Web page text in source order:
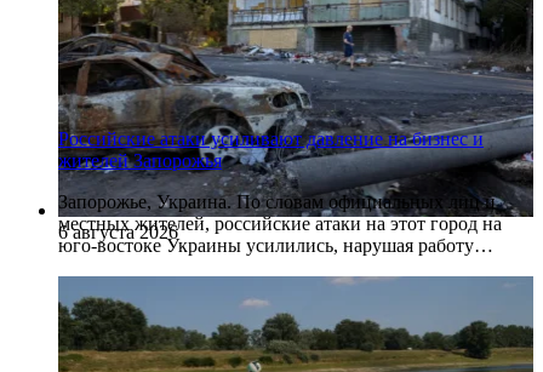
6 августа 2026
Российские атаки усиливают давление на бизнес и
жителей Запорожья
Запорожье, Украина. По словам официальных лиц и
местных жителей, российские атаки на этот город на
юго-востоке Украины усилились, нарушая работу…